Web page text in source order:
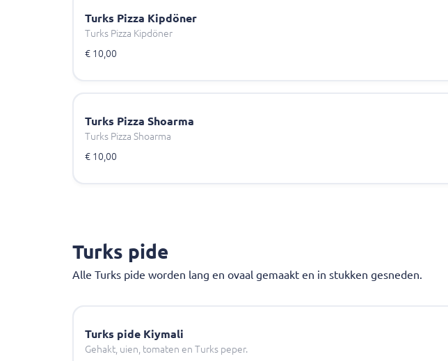
Turks Pizza Kipdöner
Turks Pizza Kipdöner
€ 10,00
Turks Pizza Shoarma
Turks Pizza Shoarma
€ 10,00
Turks pide
Alle Turks pide worden lang en ovaal gemaakt en in stukken gesneden.
Turks pide Kiymali
Gehakt, uien, tomaten en Turks peper.